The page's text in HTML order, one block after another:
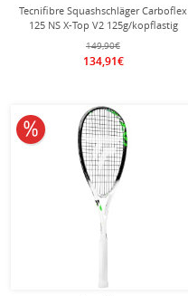
Tecnifibre Squashschläger Carboflex
125 NS X-Top V2 125g/kopflastig
2024 weiss - besaitet -
149,90€
134,91€
10% reduziert